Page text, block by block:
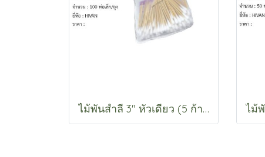
ไม้พันสำลี 3" หัวเดียว (5 ก้าน)